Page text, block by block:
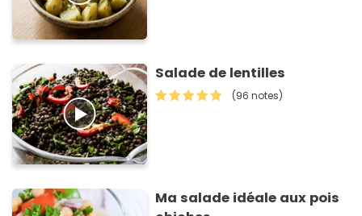
Salade de lentilles
(96 notes)
Ma salade idéale aux pois